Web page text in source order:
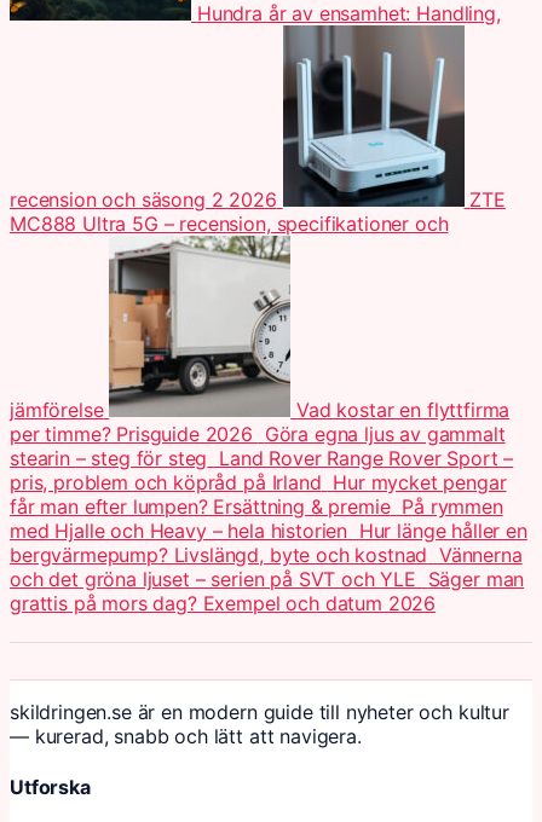
Hundra år av ensamhet: Handling,
recension och säsong 2 2026
ZTE
MC888 Ultra 5G – recension, specifikationer och
jämförelse
Vad kostar en flyttfirma
per timme? Prisguide 2026 Göra egna ljus av gammalt
stearin – steg för steg Land Rover Range Rover Sport –
pris, problem och köpråd på Irland Hur mycket pengar
får man efter lumpen? Ersättning & premie På rymmen
med Hjalle och Heavy – hela historien Hur länge håller en
bergvärmepump? Livslängd, byte och kostnad Vännerna
och det gröna ljuset – serien på SVT och YLE Säger man
grattis på mors dag? Exempel och datum 2026
skildringen.se är en modern guide till nyheter och kultur
— kurerad, snabb och lätt att navigera.
Utforska